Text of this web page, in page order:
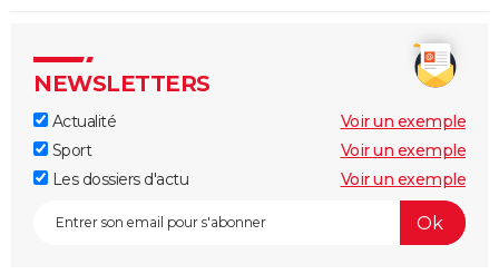
NEWSLETTERS
Actualité
Voir un exemple
Sport
Voir un exemple
Les dossiers d'actu
Voir un exemple